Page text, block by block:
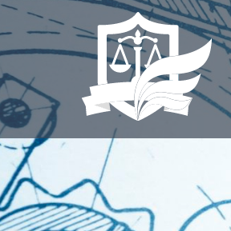
Skip
to
content